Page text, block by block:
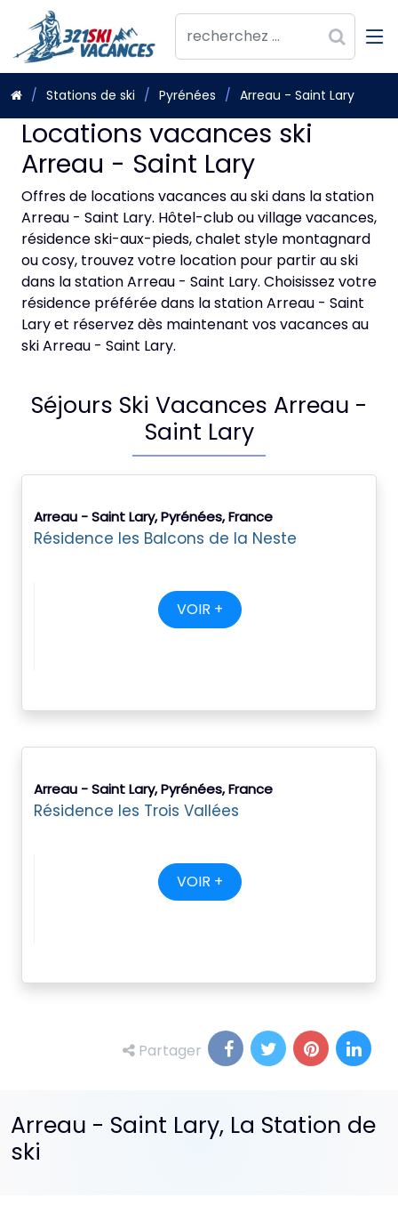
Stations de ski Pyrénées Arreau - Saint Lary
Locations vacances ski
Arreau - Saint Lary
Offres de locations vacances au ski dans la station
Arreau - Saint Lary. Hôtel-club ou village vacances,
résidence ski-aux-pieds, chalet style montagnard
ou cosy, trouvez votre location pour partir au ski
dans la station Arreau - Saint Lary. Choisissez votre
résidence préférée dans la station Arreau - Saint
Lary et réservez dès maintenant vos vacances au
ski Arreau - Saint Lary.
Séjours Ski Vacances Arreau -
Saint Lary
Arreau - Saint Lary, Pyrénées, France
Résidence les Balcons de la Neste
VOIR +
Arreau - Saint Lary, Pyrénées, France
Résidence les Trois Vallées
VOIR +
Partager
Arreau - Saint Lary, La Station de
ski